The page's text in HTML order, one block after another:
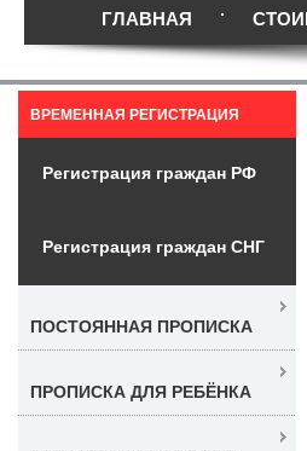
ГЛАВНАЯ
ВРЕМЕННАЯ РЕГИСТРАЦИЯ
Регистрация граждан РФ
Регистрация граждан СНГ
ПОСТОЯННАЯ ПРОПИСКА
ПРОПИСКА ДЛЯ РЕБЁНКА